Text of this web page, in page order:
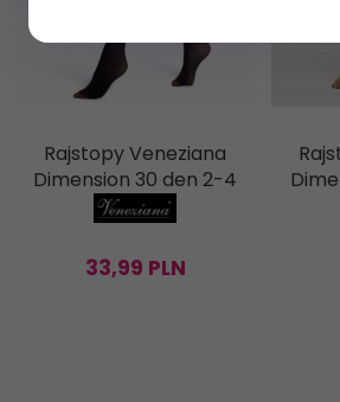
Rajstopy Veneziana
Dimension 30 den 2-4
33,99 PLN